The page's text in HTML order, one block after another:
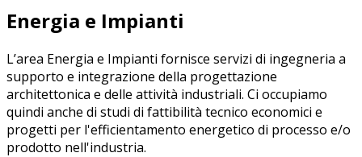
Energia e Impianti
L’area Energia e Impianti fornisce servizi di ingegneria a
supporto e integrazione della progettazione
architettonica e delle attività industriali. Ci occupiamo
quindi anche di studi di fattibilità tecnico economici e
progetti per l'efficientamento energetico di processo e/o
prodotto nell'industria.